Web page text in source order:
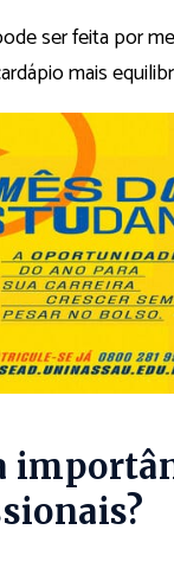
ser feita por
mais